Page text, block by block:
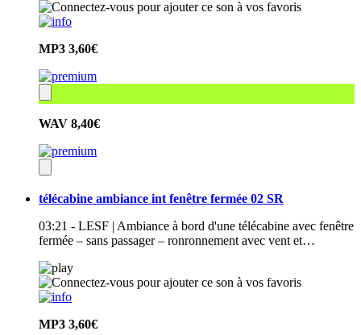
MP3 3,60€
WAV 8,40€
télécabine ambiance int fenêtre fermée 02 SR
03:21 - LESF | Ambiance à bord d'une télécabine avec fenêtre
fermée – sans passager – ronronnement avec vent et…
MP3 3,60€